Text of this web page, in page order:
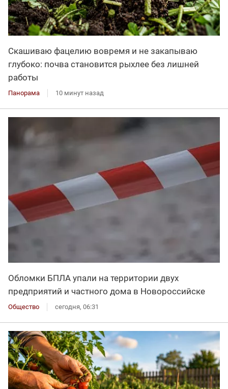
Скашиваю фацелию вовремя и не закапываю
глубоко: почва становится рыхлее без лишней
работы
Панорама 10 минут назад
Обломки БПЛА упали на территории двух
предприятий и частного дома в Новороссийске
Общество сегодня, 06:31